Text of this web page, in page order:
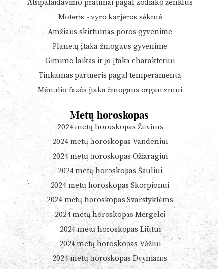
Atsipalaidavimo pratimai pagal zodiako ženklus
Moteris - vyro karjeros sėkmė
Amžiaus skirtumas poros gyvenime
Planetų įtaka žmogaus gyvenime
Gimimo laikas ir jo įtaka charakteriui
Tinkamas partneris pagal temperamentą
Mėnulio fazės įtaka žmogaus organizmui
Metų horoskopas
2024 metų horoskopas Žuvims
2024 metų horoskopas Vandeniui
2024 metų horoskopas Ožiaragiui
2024 metų horoskopas Šauliui
2024 metų horoskopas Skorpionui
2024 metų horoskopas Svarstyklėms
2024 metų horoskopas Mergelei
2024 metų horoskopas Liūtui
2024 metų horoskopas Vėžiui
2024 metų horoskopas Dvyniams